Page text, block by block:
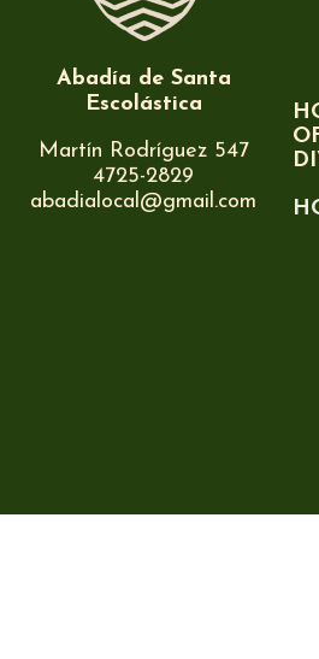
Abadía de Santa
Escolástica
Martín Rodríguez 547
4725-2829
abadialocal@gmail.com